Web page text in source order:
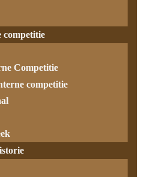
competitie
Competitie
competitie